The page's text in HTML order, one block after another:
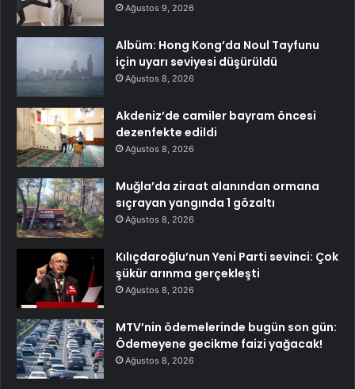
Ağustos 9, 2026
Albüm: Hong Kong’da Noul Tayfunu
için uyarı seviyesi düşürüldü
Ağustos 8, 2026
Akdeniz’de camiler bayram öncesi
dezenfekte edildi
Ağustos 8, 2026
Muğla’da ziraat alanından ormana
sıçrayan yangında 1 gözaltı
Ağustos 8, 2026
Kılıçdaroğlu’nun Yeni Parti sevinci: Çok
şükür arınma gerçekleşti
Ağustos 8, 2026
MTV’nin ödemelerinde bugün son gün:
Ödemeyene gecikme faizi yağacak!
Ağustos 8, 2026